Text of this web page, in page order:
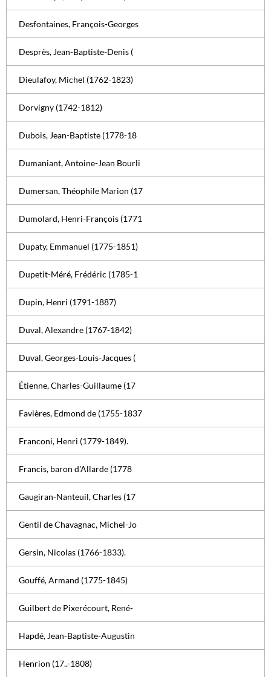
Desfontaines, François-Georges
Desprès, Jean-Baptiste-Denis (
Dieulafoy, Michel (1762-1823)
Dorvigny (1742-1812)
Dubois, Jean-Baptiste (1778-18
Dumaniant, Antoine-Jean Bourli
Dumersan, Théophile Marion (17
Dumolard, Henri-François (1771
Dupaty, Emmanuel (1775-1851)
Dupetit-Méré, Frédéric (1785-1
Dupin, Henri (1791-1887)
Duval, Alexandre (1767-1842)
Duval, Georges-Louis-Jacques (
Étienne, Charles-Guillaume (17
Favières, Edmond de (1755-1837
Franconi, Henri (1779-1849).
Francis, baron d'Allarde (1778
Gaugiran-Nanteuil, Charles (17
Gentil de Chavagnac, Michel-Jo
Gersin, Nicolas (1766-1833).
Gouffé, Armand (1775-1845)
Guilbert de Pixerécourt, René-
Hapdé, Jean-Baptiste-Augustin
Henrion (17..-1808)